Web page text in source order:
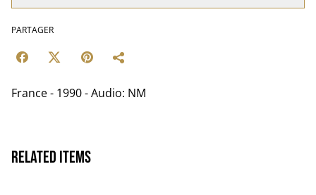
PARTAGER
France - 1990 - Audio: NM
Related items